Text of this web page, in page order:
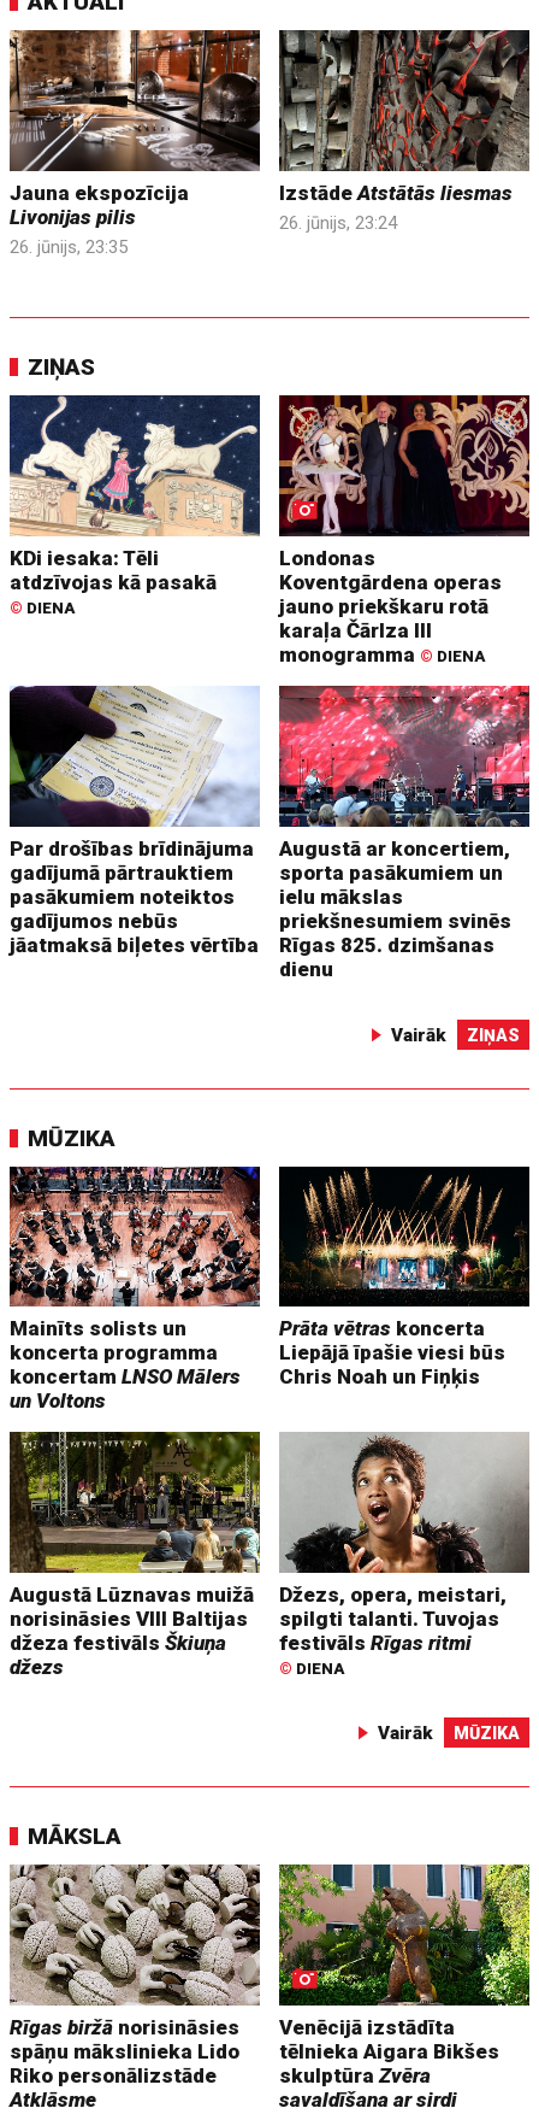
Jauna ekspozīcija
Livonijas pilis
26. jūnijs, 23:35
IzstādeAtstātās liesmas
26. jūnijs, 23:24
ZIŅAS
KDi iesaka: Tēli
atdzīvojas kā pasakā
© DIENA
Londonas
Koventgārdena operas
jauno priekškaru rotā
karaļa Čārlza III
monogramma © DIENA
Par drošības brīdinājuma
gadījumā pārtrauktiem
pasākumiem noteiktos
gadījumos nebūs
jāatmaksā biļetes vērtība
Augustā ar koncertiem,
sporta pasākumiem un
ielu mākslas
priekšnesumiem svinēs
Rīgas 825. dzimšanas
dienu
Vairāk ZIŅAS
MŪZIKA
Mainīts solists un
koncerta programma
koncertamLNSO Mālers
un Voltons
Prāta vētras koncerta
Liepājā īpašie viesi būs
Chris Noah un Fiņķis
Augustā Lūznavas muižā
norisināsies VIII Baltijas
džeza festivālsŠkiuņa
džezs
Džezs, opera, meistari,
spilgti talanti. Tuvojas
festivālsRīgas ritmi
© DIENA
Vairāk MŪZIKA
MĀKSLA
Rīgas biržā norisināsies
spāņu mākslinieka Lido
Riko personālizstāde
Atklāsme
Venēcijā izstādīta
tēlnieka Aigara Bikšes
skulptūraZvēra
savaldīšana ar sirdi